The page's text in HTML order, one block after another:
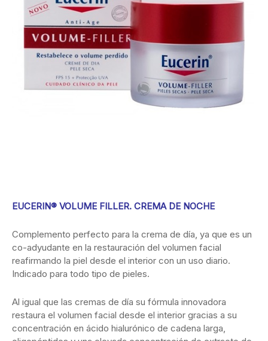
EUCERIN® VOLUME FILLER. CREMA DE NOCHE
Complemento perfecto para la crema de día, ya que es un
co-adyudante en la restauración del volumen facial
reafirmando la piel desde el interior con un uso diario.
Indicado para todo tipo de pieles.
Al igual que las cremas de día su fórmula innovadora
restaura el volumen facial desde el interior gracias a su
concentración en ácido hialurónico de cadena larga,